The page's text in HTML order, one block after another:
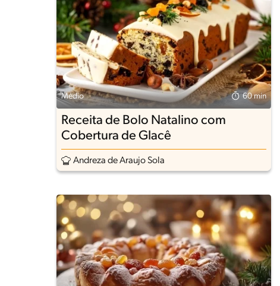
Médio 60 min
Receita de Bolo Natalino com
Cobertura de Glacê
Andreza de Araujo Sola